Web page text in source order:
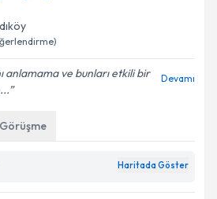
anlamama ve bunları etkili bir
Devamı
Haritada Göster